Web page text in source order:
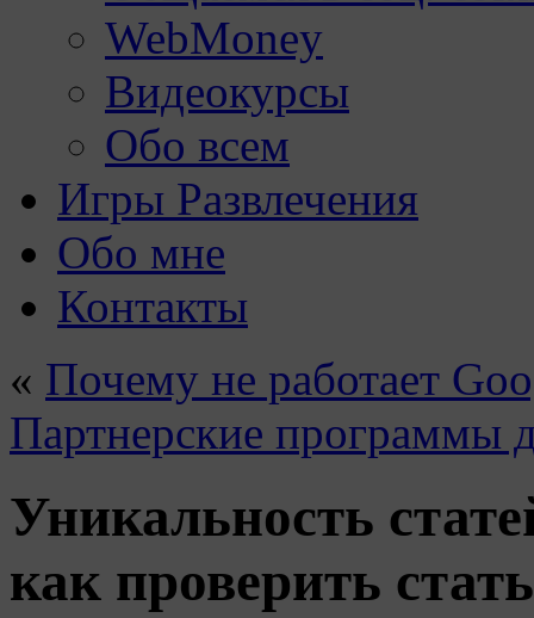
WebMoney
Видеокурсы
Обо всем
Игры Развлечения
Обо мне
Контакты
« Почему не работает
Партнерские программы
Уникальность
как проверить